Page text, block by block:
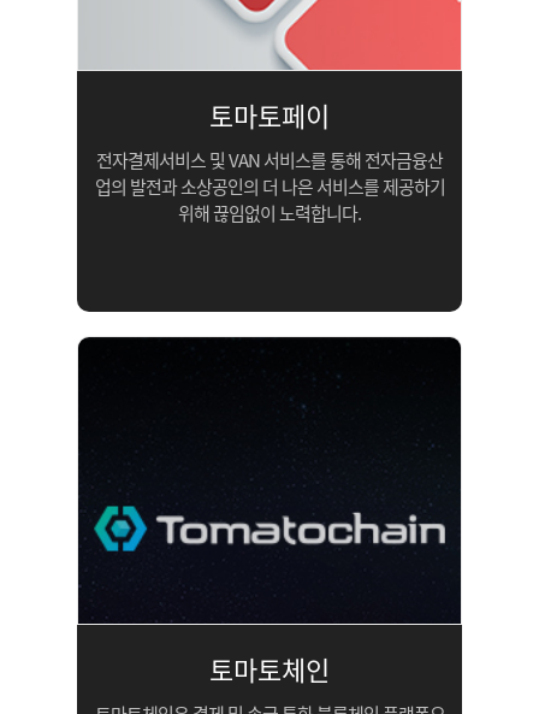
토마토페이
전자결제서비스 및 VAN 서비스를통해 전자금융산
업의 발전과소상공인의 더 나은 서비스를제공하기
위해 끊임없이 노력합니다.
토마토체인